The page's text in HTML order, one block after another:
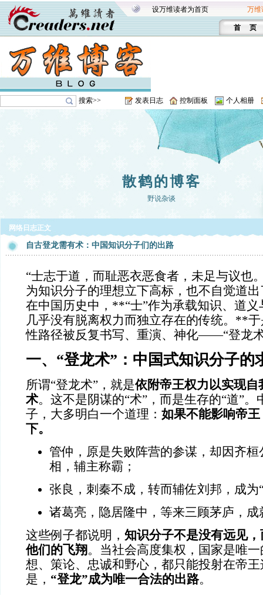
设万维读者为首页 万维
首 页
搜索>> 发表日志 控制面板 个人相册
散鹤的博客
野说杂谈
网络日志正文
自古登龙需有术：中国知识分子们的出路
“士志于道，而耻恶衣恶食者，未足与议也
为知识分子的理想立下高标，也不自觉道
在中国历史中，**“士”作为承载知识、道
几乎没有脱离权力而独立存在的传统。**
性路径被反复书写、重演、神化——“登龙
一、“登龙术”：中国式知识分子的
所谓“登龙术”，就是依附帝王权力以实现自
术。这不是阴谋的“术”，而是生存的“道”
子，大多明白一个道理： 如果不能影响帝
下。
管仲，原是失败阵营的参谋，却因齐桓
相，辅主称霸；
张良，刺秦不成，转而辅佐刘邦，成为
诸葛亮，隐居隆中，等来三顾茅庐，成
这些例子都说明， 知识分子不是没有远见
他们的飞翔。当社会高度集权，国家是唯
想、策论、忠诚和野心，都只能投射在帝
是， “登龙”成为唯一合法的出路。